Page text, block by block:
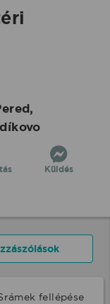
Küldés
fellépése